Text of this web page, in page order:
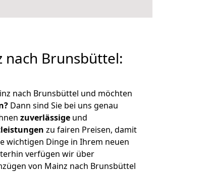
nach Brunsbüttel:
nach Brunsbüttel und möchten
Dann sind Sie bei uns genau
zuverlässige und
zu fairen Preisen, damit
wichtigen Dinge in Ihrem neuen
verfügen wir über
von Mainz nach Brunsbüttel